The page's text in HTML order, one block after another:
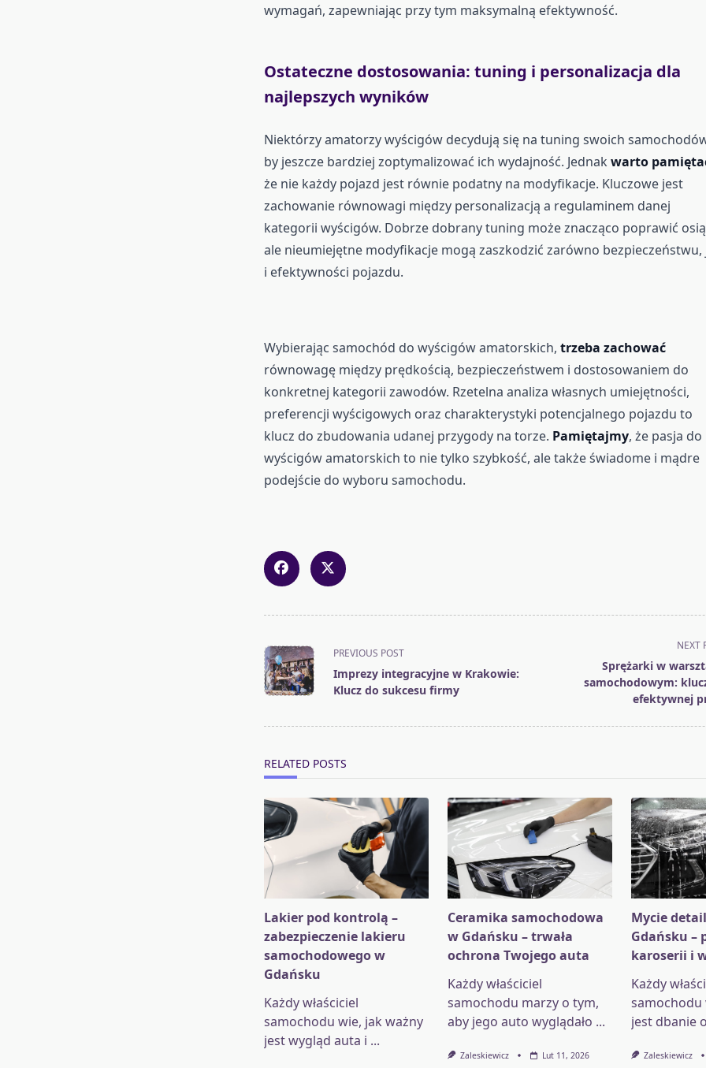
wymagań, zapewniając przy tym maksymalną efektywność.
Ostateczne dostosowania: tuning i personalizacja dla
najlepszych wyników
Niektórzy amatorzy wyścigów decydują się na tuning swoich
by jeszcze bardziej zoptymalizować ich wydajność. Jednak warto
że nie każdy pojazd jest równie podatny na modyfikacje. Kluczowe jest
zachowanie równowagi między personalizacją a regulaminem danej
kategorii wyścigów. Dobrze dobrany tuning może znacząco poprawić
ale nieumiejętne modyfikacje mogą zaszkodzić zarówno bezpieczeństwu,
i efektywności pojazdu.
Wybierając samochód do wyścigów amatorskich, trzeba zachować
równowagę między prędkością, bezpieczeństwem i dostosowaniem do
konkretnej kategorii zawodów. Rzetelna analiza własnych umiejętności,
preferencji wyścigowych oraz charakterystyki potencjalnego pojazdu to
klucz do zbudowania udanej przygody na torze. Pamiętajmy, że pasja do
wyścigów amatorskich to nie tylko szybkość, ale także świadome i mądre
podejście do wyboru samochodu.
<span
class="nav-
subtitle
screen-
PREVIOUS POST
Imprezy integracyjne w Krakowie:
Klucz do sukcesu firmy
NEXT
Sprężarki w
samochodowym:
efektywnej
RELATED POSTS
Lakier pod kontrolą –
zabezpieczenie lakieru
samochodowego w
Gdańsku
Każdy właściciel
samochodu wie, jak ważny
jest wygląd auta i ...
Ceramika samochodowa
w Gdańsku – trwała
ochrona Twojego auta
Każdy właściciel
samochodu marzy o tym,
aby jego auto wyglądało ...
Zaleskiewicz Lut 11, 2026
Mycie
Gdańsku –
karoserii i
Każdy
samochodu
jest dbanie
Zaleskiewicz